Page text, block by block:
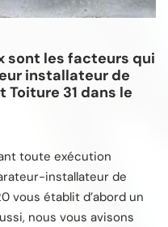
sont les facteurs qui
installateur de
31 dans le
toute exécution
installateur de
vous établit d’abord un
nous vous avisons